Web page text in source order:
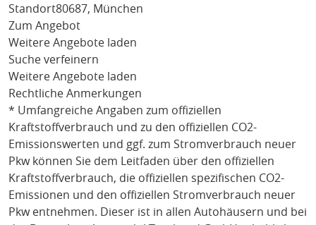
Standort80687, München
Zum Angebot
Weitere Angebote laden
Suche verfeinern
Weitere Angebote laden
Rechtliche Anmerkungen
* Umfangreiche Angaben zum offiziellen
Kraftstoffverbrauch und zu den offiziellen CO2-
Emissionswerten und ggf. zum Stromverbrauch neuer
Pkw können Sie dem Leitfaden über den offiziellen
Kraftstoffverbrauch, die offiziellen spezifischen CO2-
Emissionen und den offiziellen Stromverbrauch neuer
Pkw entnehmen. Dieser ist in allen Autohäusern und bei